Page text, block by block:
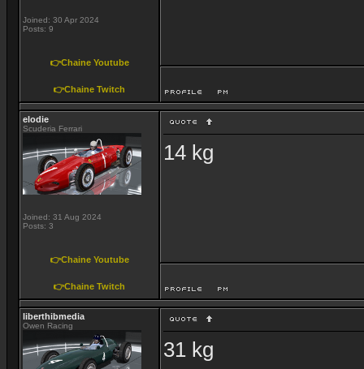
Joined: 30 Apr 2024
Posts: 9
👉Chaine Youtube
👉Chaine Twitch
elodie
Scuderia Ferrari
Joined: 31 Aug 2024
Posts: 3
👉Chaine Youtube
👉Chaine Twitch
14 kg
liberthibmedia
Owen Racing
31 kg